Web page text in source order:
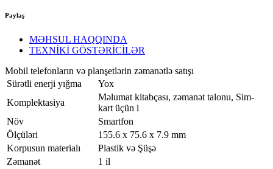
Paylaş
MƏHSUL HAQQINDA
TEXNİKİ GÖSTƏRİCİLƏR
Mobil telefonların və planşetlərin zəmanətlə satışı
Sürətli enerji yığma
Yox
Komplektasiya
Məlumat kitabçası, zəmanət talonu, Sim-
kart üçün i
Növ
Smartfon
Ölçüləri
155.6 x 75.6 x 7.9 mm
Korpusun materialı
Plastik və Şüşə
Zəmanət
1 il